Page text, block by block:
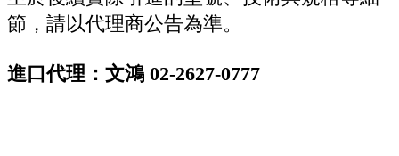
節，請以代理商公告為準。
進口代理：文鴻 02-2627-0777